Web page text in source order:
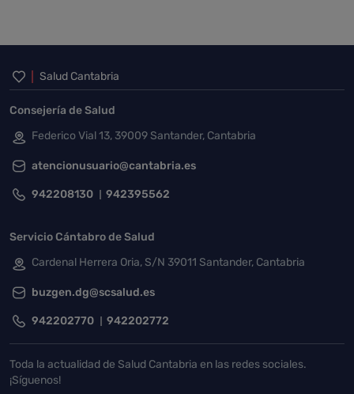
Inicio del pie de página
Salud Cantabria
Consejería de Salud
Federico Vial 13, 39009 Santander, Cantabria
atencionusuario@cantabria.es
942208130 942395562
Servicio Cántabro de Salud
Cardenal Herrera Oria, S/N 39011 Santander, Cantabria
buzgen.dg@scsalud.es
942202770 942202772
Toda la actualidad de Salud Cantabria en las redes sociales.
¡Síguenos!